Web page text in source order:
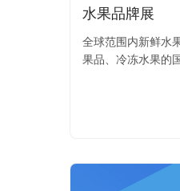
水果品牌展
全球范围内新鲜水
果品、冷冻水果的